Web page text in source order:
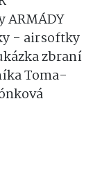
ARMÁDY
- airsoftky
zbraní
Toma-